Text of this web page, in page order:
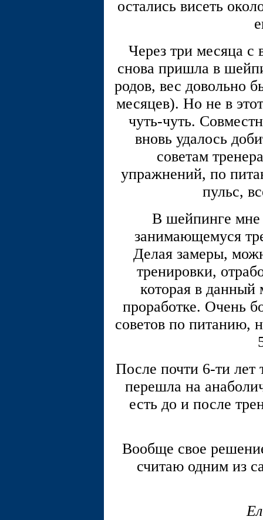
остались висеть
Через три месяца с
снова пришла в
родов, вес довольно
месяцев). Но не в
чуть-чуть.
вновь удалось
советам
упражнений, по
пульс,
В шейпинге мне
занимающемуся
Делая замеры,
тренировки,
которая в данный
проработке. Очень
советов по питанию,
После почти 6-ти лет
перешла на
есть до и после
Вообще свое
считаю одним из